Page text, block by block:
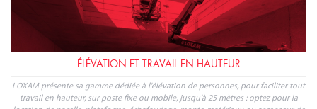
ÉLÉVATION ET TRAVAIL EN HAUTEUR
LOXAM présente sa gamme dédiée à l'élévation de personnes, pour faciliter tout
travail en hauteur, sur poste fixe ou mobile, jusqu'à 25 mètres : optez pour la